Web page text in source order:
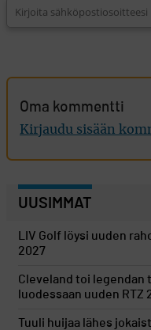
Oma kommentti
Kirjaudu sisään
UUSIMMAT
LIV Golf löysi uuden
2027
Cleveland toi
luodessaan uuden RTZ
Tuuli huijaa lähes